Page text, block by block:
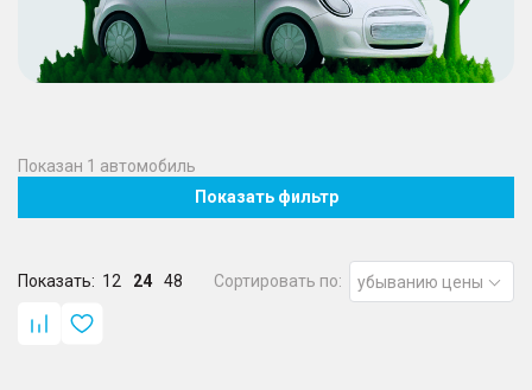
Показан 1 автомобиль
Показать фильтр
Показать: 12 24 48 Сортировать по: убыванию цены